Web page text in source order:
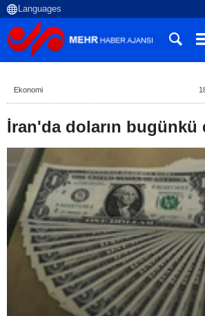
Ekonomi
İran'da doların bugünkü